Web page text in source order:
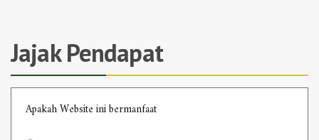
Jajak Pendapat
Apakah Website ini bermanfaat